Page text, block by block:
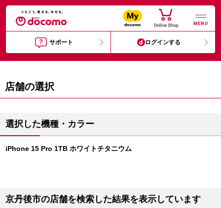
MENU
サポート ログインする
店舗の選択
選択した機種・カラー
iPhone 15 Pro 1TB ホワイトチタニウム
京丹後市の店舗を検索した結果を表示しています